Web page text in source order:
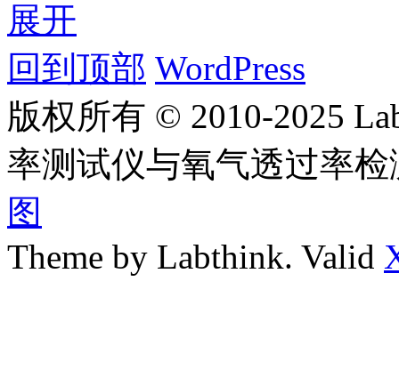
展开
回到顶部 WordPress
版权所有 © 2010-2025
率测试仪与氧气透过率
图
Theme by Labthink. Valid